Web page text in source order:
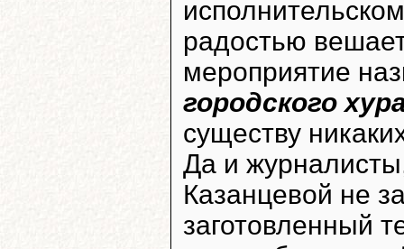
радостью
мероприятие
городского
существу
Да и
Казанцевой не
заготовленный